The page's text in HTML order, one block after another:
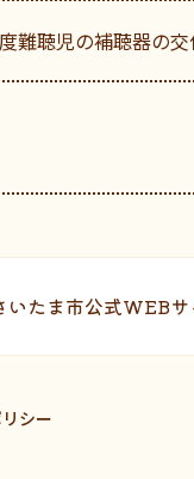
難聴児の補聴器の交
いたま市公式WEB
シー